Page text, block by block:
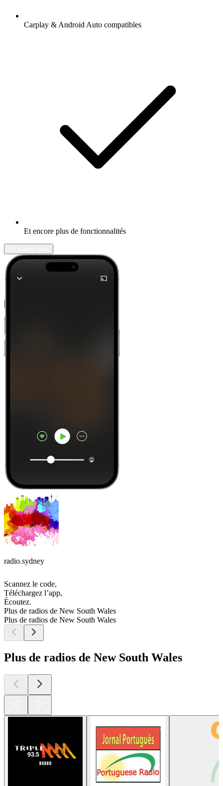
Carplay & Android Auto compatibles
Et encore plus de fonctionnalités
radio.sydney
Scannez le code,
Téléchargez l’app,
Écoutez.
Plus de radios de New South Wales
Plus de radios de New South Wales
Plus de radios de New South Wales